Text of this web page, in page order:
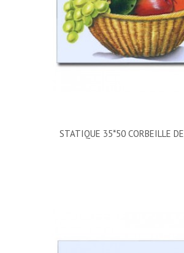
STATIQUE 35*50 CORBEILLE